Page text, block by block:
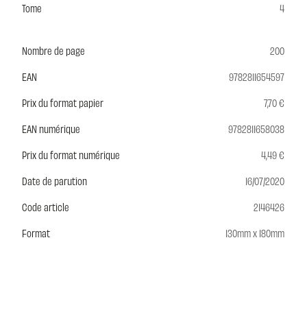
Tome
4
Nombre de page
200
EAN
9782811654597
Prix du format papier
7,70 €
EAN numérique
9782811658038
Prix du format numérique
4,49 €
Date de parution
16/07/2020
Code article
2146426
Format
130mm x 180mm